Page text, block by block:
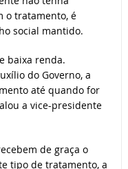
o tratamento, é
social mantido.
baixa renda.
do Governo, a
até quando for
a vice-presidente
de graça o
tipo de tratamento, a